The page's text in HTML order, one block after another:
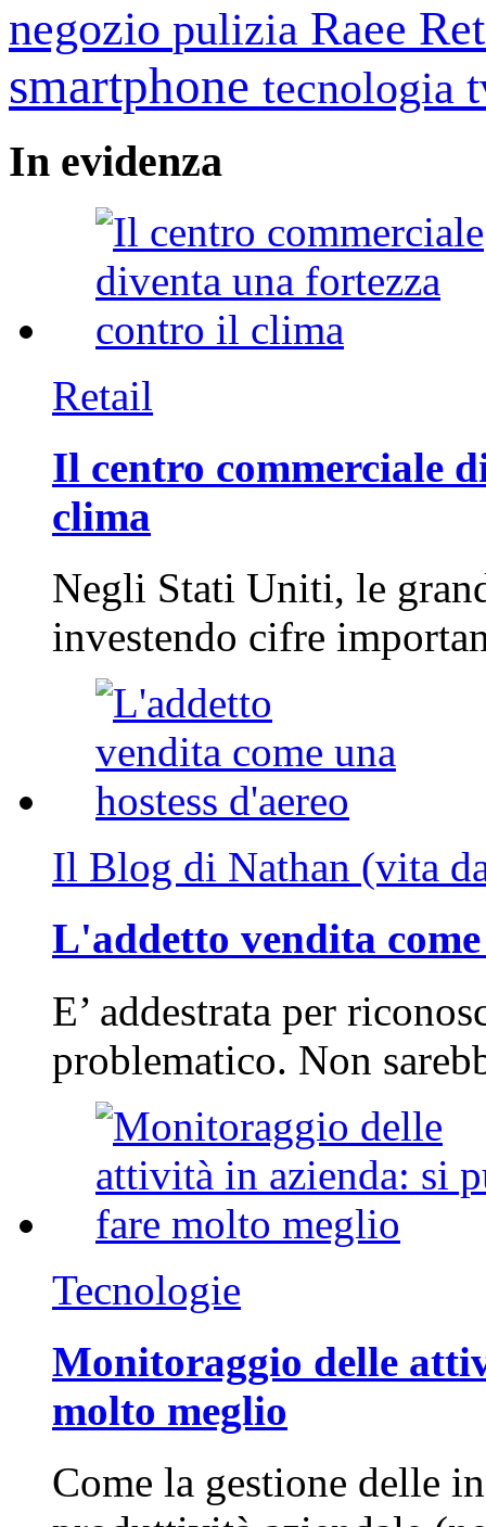
negozio pulizia Raee
smartphone tecnologia
In evidenza
Retail
Il centro commerciale
clima
Negli Stati Uniti, le
investendo cifre
Il Blog di Nathan (vita
L'addetto vendita
E’ addestrata per
problematico. Non
Tecnologie
Monitoraggio delle
molto meglio
Come la gestione delle